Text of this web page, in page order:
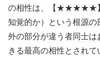
の相性は、【★★★★★】
知覚的か）という根源の
外の部分が違う者同士
きる最高の相性とされ